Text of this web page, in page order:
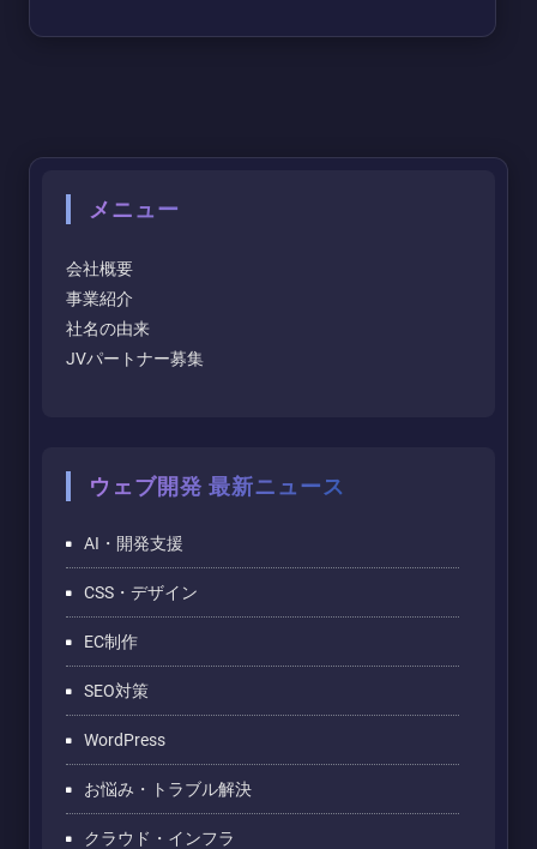
メニュー
会社概要
事業紹介
社名の由来
JVパートナー募集
ウェブ開発 最新ニュース
AI・開発支援
CSS・デザイン
EC制作
SEO対策
WordPress
お悩み・トラブル解決
クラウド・インフラ